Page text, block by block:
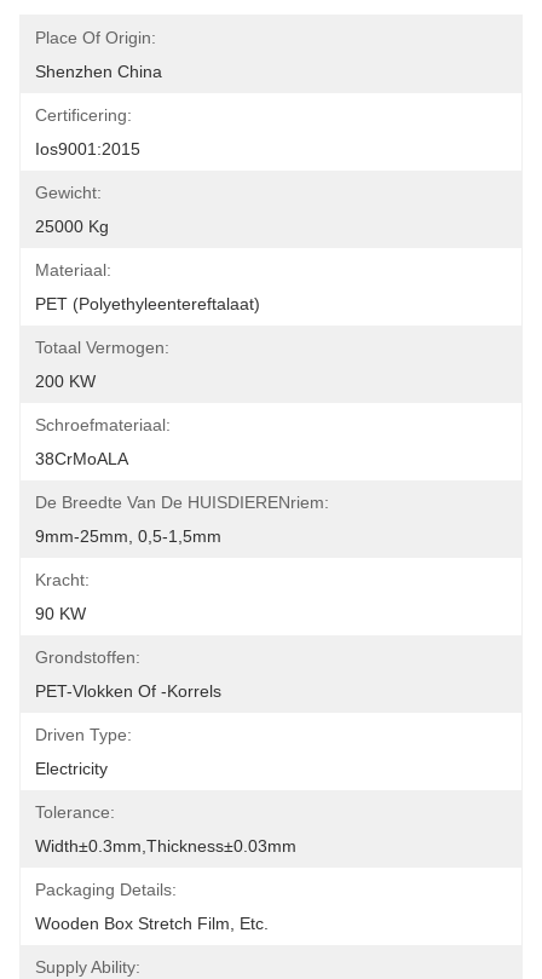
Place Of Origin:
Shenzhen China
Certificering:
Ios9001:2015
Gewicht:
25000 Kg
Materiaal:
PET (polyethyleentereftalaat)
Totaal Vermogen:
200 KW
Schroefmateriaal:
38CrMoALA
De Breedte Van De HUISDIERENriem:
9mm-25mm, 0,5-1,5mm
Kracht:
90 KW
Grondstoffen:
PET-Vlokken Of -korrels
Driven Type:
Electricity
Tolerance:
Width±0.3mm,Thickness±0.03mm
Packaging Details:
Wooden Box Stretch Film, Etc.
Supply Ability: